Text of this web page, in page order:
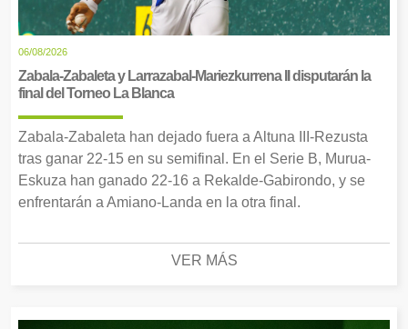
06/08/2026
Zabala-Zabaleta y Larrazabal-Mariezkurrena II disputarán la
final del Torneo La Blanca
Zabala-Zabaleta han dejado fuera a Altuna III-Rezusta
tras ganar 22-15 en su semifinal. En el Serie B, Murua-
Eskuza han ganado 22-16 a Rekalde-Gabirondo, y se
enfrentarán a Amiano-Landa en la otra final.
VER MÁS